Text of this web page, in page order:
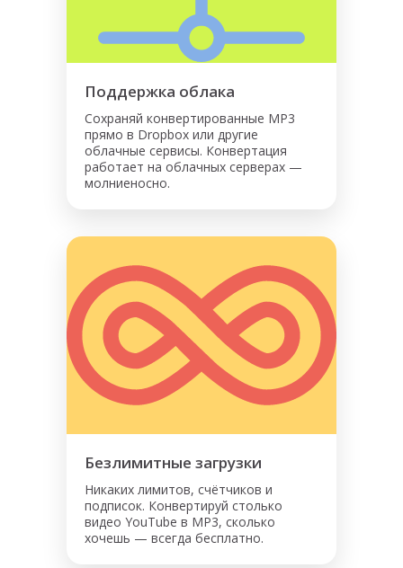
Поддержка облака
Сохраняй конвертированные MP3
прямо в Dropbox или другие
облачные сервисы. Конвертация
работает на облачных серверах —
молниеносно.
Безлимитные загрузки
Никаких лимитов, счётчиков и
подписок. Конвертируй столько
видео YouTube в MP3, сколько
хочешь — всегда бесплатно.